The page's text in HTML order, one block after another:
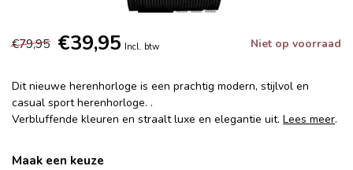
€79,95 €39,95 Incl. btw Niet op voorraad
Dit nieuwe herenhorloge is een prachtig modern, stijlvol en
casual sport herenhorloge. .
Verbluffende kleuren en straalt luxe en elegantie uit. Lees meer.
Maak een keuze